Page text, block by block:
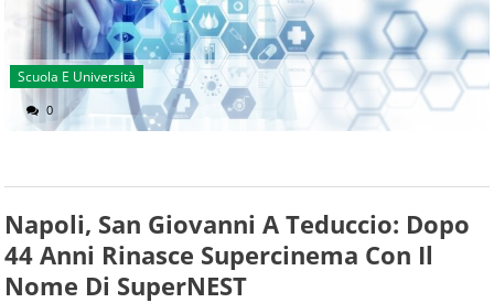
Scuola E Università
0
Napoli, San Giovanni A Teduccio: Dopo
44 Anni Rinasce Supercinema Con Il
Nome Di SuperNEST